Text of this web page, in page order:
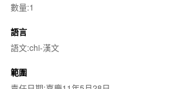
數量:1
語言
語文:chi-漢文
範圍